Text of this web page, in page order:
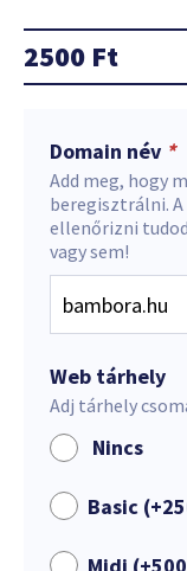
2500 Ft
Domain név *
Add meg, hogy
beregisztrálni.
ellenőrizni
vagy sem!
Web tárhely
Adj tárhely
Nincs
Basic (+